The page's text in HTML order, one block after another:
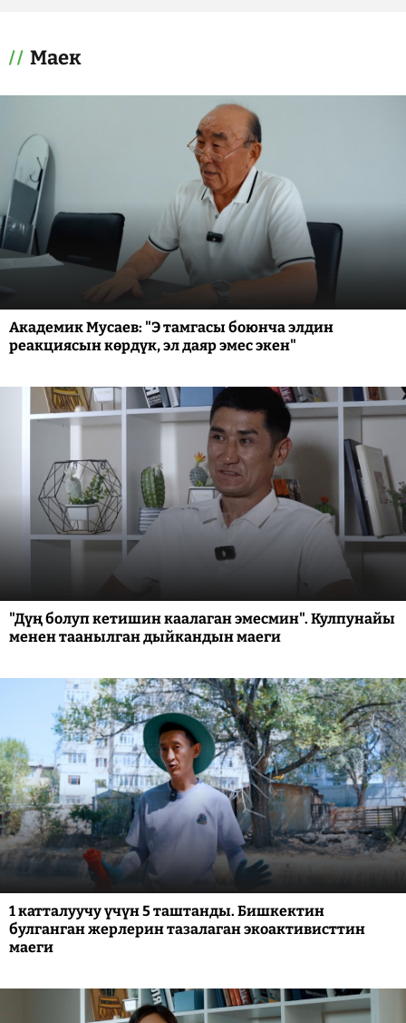
Маек
Академик Мусаев: "Э тамгасы боюнча элдин
реакциясын көрдүк, эл даяр эмес экен"
"Дүң болуп кетишин каалаган эмесмин". Кулпунайы
менен таанылган дыйкандын маеги
1 катталуучу үчүн 5 таштанды. Бишкектин
булганган жерлерин тазалаган экоактивисттин
маеги